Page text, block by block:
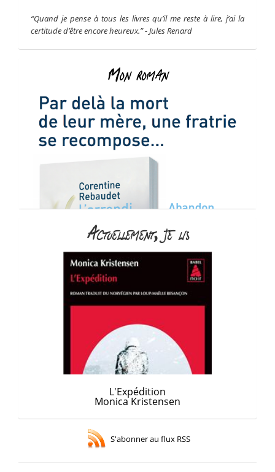
“Quand je pense à tous les livres qu’il me reste à lire, j’ai la
certitude d’être encore heureux.” - Jules Renard
Mon roman
Actuellement, je lis
L'Expédition
Monica Kristensen
S'abonner au flux RSS